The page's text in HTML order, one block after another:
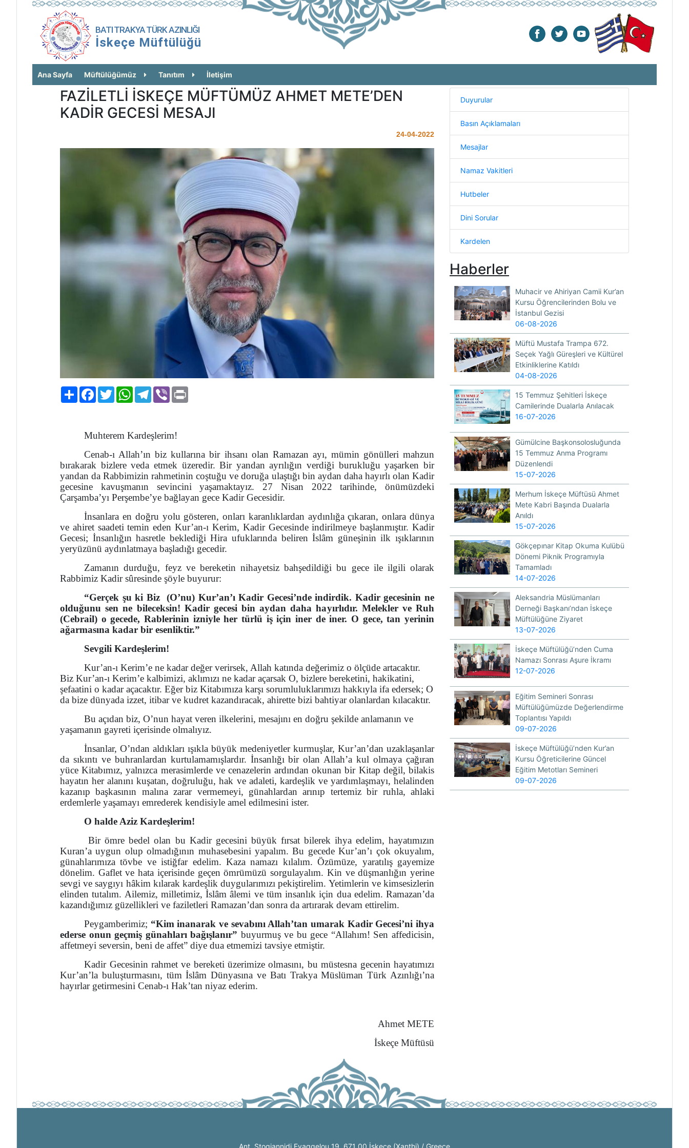
BATI TRAKYA TÜRK AZINLIĞI
İskeçe Müftülüğü
Ana Sayfa Müftülüğümüz Tanıtım İletişim
FAZİLETLİ İSKEÇE MÜFTÜMÜZ AHMET METE’DEN
KADİR GECESİ MESAJI
24-04-2022
PaylaşFacebook
TwitterWhatsAppTelegram
Viber
Muhterem Kardeşlerim!
Cenab-ı Allah’ın biz kullarına bir ihsanı olan Ramazan ayı, mümin gönülleri mahzun
bırakarak bizlere veda etmek üzeredir. Bir yandan ayrılığın verdiği burukluğu yaşarken bir
yandan da Rabbimizin rahmetinin coştuğu ve doruğa ulaştığı bin aydan daha hayırlı olan Kadir
gecesine kavuşmanın sevincini yaşamaktayız. 27 Nisan 2022 tarihinde, önümüzdeki
Çarşamba’yı Perşembe’ye bağlayan gece Kadir Gecesidir.
İnsanlara en doğru yolu gösteren, onları karanlıklardan aydınlığa çıkaran, onlara dünya
ve ahiret saadeti temin eden Kur’an-ı Kerim, Kadir Gecesinde indirilmeye başlanmıştır. Kadir
Gecesi; İnsanlığın hasretle beklediği Hira ufuklarında beliren İslâm güneşinin ilk ışıklarının
yeryüzünü aydınlatmaya başladığı gecedir.
Zamanın durduğu, feyz ve bereketin nihayetsiz bahşedildiği bu gece ile ilgili olarak
Rabbimiz Kadir sûresinde şöyle buyurur:
“Gerçek şu ki Biz (O’nu) Kur’an’ı Kadir Gecesi’nde indirdik. Kadir gecesinin ne
olduğunu sen ne bileceksin! Kadir gecesi bin aydan daha hayırlıdır. Melekler ve Ruh
(Cebrail) o gecede, Rablerinin izniyle her türlü iş için iner de iner. O gece, tan yerinin
ağarmasına kadar bir esenliktir.”
Sevgili Kardeşlerim!
Kur’an-ı Kerim’e ne kadar değer verirsek, Allah katında değerimiz o ölçüde artacaktır.
Biz Kur’an-ı Kerim’e kalbimizi, aklımızı ne kadar açarsak O, bizlere bereketini, hakikatini,
şefaatini o kadar açacaktır. Eğer biz Kitabımıza karşı sorumluluklarımızı hakkıyla ifa edersek; O
da bize dünyada izzet, itibar ve kudret kazandıracak, ahirette bizi bahtiyar olanlardan kılacaktır.
Bu açıdan biz, O’nun hayat veren ilkelerini, mesajını en doğru şekilde anlamanın ve
yaşamanın gayreti içerisinde olmalıyız.
İnsanlar, O’ndan aldıkları ışıkla büyük medeniyetler kurmuşlar, Kur’an’dan uzaklaşanlar
da sıkıntı ve buhranlardan kurtulamamışlardır. İnsanlığı bir olan Allah’a kul olmaya çağıran
yüce Kitabımız, yalnızca merasimlerde ve cenazelerin ardından okunan bir Kitap değil, bilakis
hayatın her alanını kuşatan, doğruluğu, hak ve adaleti, kardeşlik ve yardımlaşmayı, helalinden
kazanıp başkasının malına zarar vermemeyi, günahlardan arınıp tertemiz bir ruhla, ahlaki
erdemlerle yaşamayı emrederek kendisiyle amel edilmesini ister.
O halde Aziz Kardeşlerim!
Bir ömre bedel olan bu Kadir gecesini büyük fırsat bilerek ihya edelim, hayatımızın
Kuran’a uygun olup olmadığının muhasebesini yapalım. Bu gecede Kur’an’ı çok okuyalım,
günahlarımıza tövbe ve istiğfar edelim. Kaza namazı kılalım. Özümüze, yaratılış gayemize
dönelim. Gaflet ve hata içerisinde geçen ömrümüzü sorgulayalım. Kin ve düşmanlığın yerine
sevgi ve saygıyı hâkim kılarak kardeşlik duygularımızı pekiştirelim. Yetimlerin ve kimsesizlerin
elinden tutalım. Ailemiz, milletimiz, İslâm âlemi ve tüm insanlık için dua edelim. Ramazan’da
kazandığımız güzellikleri ve faziletleri Ramazan’dan sonra da artırarak devam ettirelim.
Peygamberimiz; “Kim inanarak ve sevabını Allah’tan umarak Kadir Gecesi’ni ihya
ederse onun geçmiş günahları bağışlanır” buyurmuş ve bu gece “Allahım! Sen affedicisin,
affetmeyi seversin, beni de affet” diye dua etmemizi tavsiye etmiştir.
Kadir Gecesinin rahmet ve bereketi üzerimize olmasını, bu müstesna gecenin hayatımızı
Kur’an’la buluşturmasını, tüm İslâm Dünyasına ve Batı Trakya Müslüman Türk Azınlığı’na
hayırlar getirmesini Cenab-ı Hak’tan niyaz ederim.
Ahmet METE
İskeçe Müftüsü
Duyurular
Basın Açıklamaları
Mesajlar
Namaz Vakitleri
Hutbeler
Dini Sorular
Kardelen
Haberler
Muhacir ve Ahiriyan Camii Kur’an
Kursu Öğrencilerinden Bolu ve
İstanbul Gezisi
06-08-2026
Müftü Mustafa Trampa 672.
Seçek Yağlı Güreşleri ve Kültürel
Etkinliklerine Katıldı
04-08-2026
15 Temmuz Şehitleri İskeçe
Camilerinde Dualarla Anılacak
16-07-2026
Gümülcine Başkonsolosluğunda
15 Temmuz Anma Programı
Düzenlendi
15-07-2026
Merhum İskeçe Müftüsü Ahmet
Mete Kabri Başında Dualarla
Anıldı
15-07-2026
Gökçepınar Kitap Okuma Kulübü
Dönemi Piknik Programıyla
Tamamladı
14-07-2026
Aleksandria Müslümanları
Derneği Başkanı’ndan İskeçe
Müftülüğüne Ziyaret
13-07-2026
İskeçe Müftülüğü’nden Cuma
Namazı Sonrası Aşure İkramı
12-07-2026
Eğitim Semineri Sonrası
Müftülüğümüzde Değerlendirme
Toplantısı Yapıldı
09-07-2026
İskeçe Müftülüğü’nden Kur’an
Kursu Öğreticilerine Güncel
Eğitim Metotları Semineri
09-07-2026
Ant. Stogiannidi Evaggelou 19, 671 00 İskeçe (Xanthi) / Greece